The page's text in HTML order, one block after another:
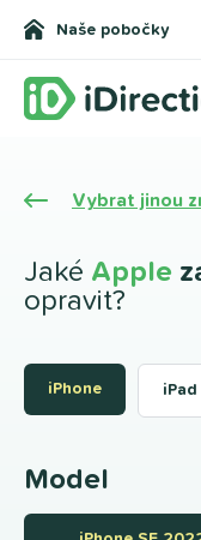
Naše pobočky
Vybrat jinou
Jaké Apple
opravit?
iPhone iPad
Model